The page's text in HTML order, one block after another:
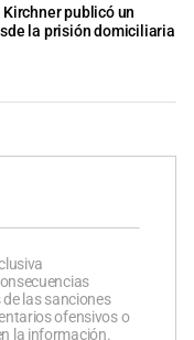
publicó un
la prisión domiciliaria
las sanciones
ofensivos o
la información.